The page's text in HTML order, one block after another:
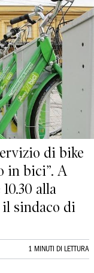
di bike
in bici”. A
alla
il sindaco di
1 MINUTI DI LETTURA